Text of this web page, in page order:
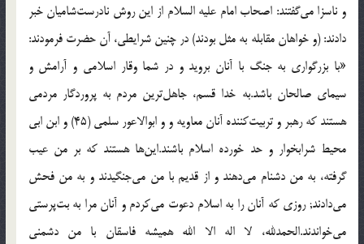
و ناسزا می‌گفتند: اصحاب امام علیه السلام از این روش نادرست‌شامیان خبر
دادند: (و خواهان مقابله به مثل بودند) در چنین شرایطی، آن حضرت فرمودند:
«با بزرگواری به جنگ با آنان بروید و در شما وقار اسلامی و آرامش و
سیمای صالحان باشد.به خدا قسم، جاهل‌ترین مردم به پروردگار مردمی
هستند كه رهبر و تربیت‌كننده آنان معاویه و و ابوالاعور سلمی (45) و ابن ابی
محیط شرابخوار و حد خورده اسلام باشند.این‌ها هستند كه بر من عیب
گرفته، به من دشنام می‌دهند و از قدیم با من می‌جنگیدند و به من فحش
می‌دادند; روزی كه آنان را به اسلام دعوت می‌كردم و آنان مرا به بت‌پرستی
می‌خواندند.الحمدلله، لا اله الا الله همیشه فاسقان با من دشمنی